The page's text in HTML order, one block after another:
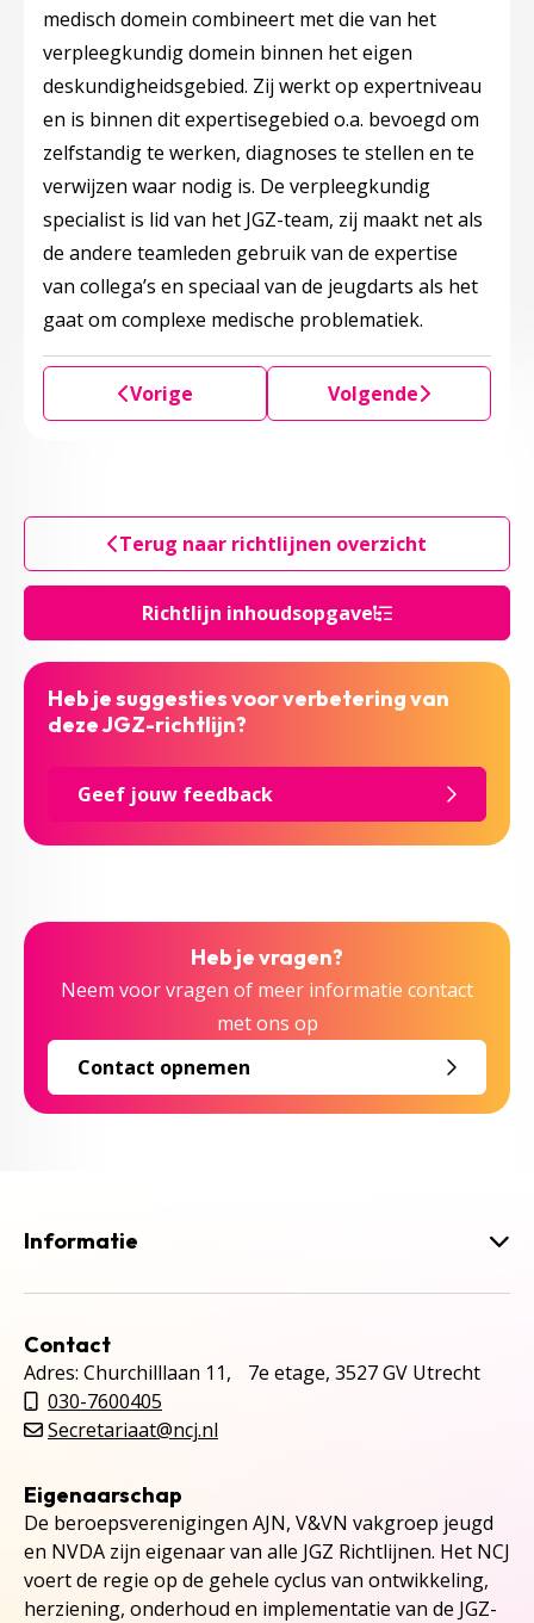
Richtlijn inhoudsopgave
medisch domein combineert met die van het
verpleegkundig domein binnen het eigen
deskundigheidsgebied. Zij werkt op expertniveau
en is binnen dit expertisegebied o.a. bevoegd om
zelfstandig te werken, diagnoses te stellen en te
verwijzen waar nodig is. De verpleegkundig
specialist is lid van het JGZ-team, zij maakt net als
de andere teamleden gebruik van de expertise
van collega’s en speciaal van de jeugdarts als het
gaat om complexe medische problematiek.
Vorige Volgende
Terug naar richtlijnen overzicht
Heb je suggesties voor verbetering van
deze JGZ-richtlijn?
Geef jouw feedback
Heb je vragen?
Neem voor vragen of meer informatie contact
met ons op
Contact opnemen
Informatie
Contact
Adres: Churchilllaan 11, 7e etage, 3527 GV Utrecht
030-7600405
Secretariaat@ncj.nl
Eigenaarschap
De beroepsverenigingen AJN, V&VN vakgroep jeugd
en NVDA zijn eigenaar van alle JGZ Richtlijnen. Het NCJ
voert de regie op de gehele cyclus van ontwikkeling,
herziening, onderhoud en implementatie van de JGZ-